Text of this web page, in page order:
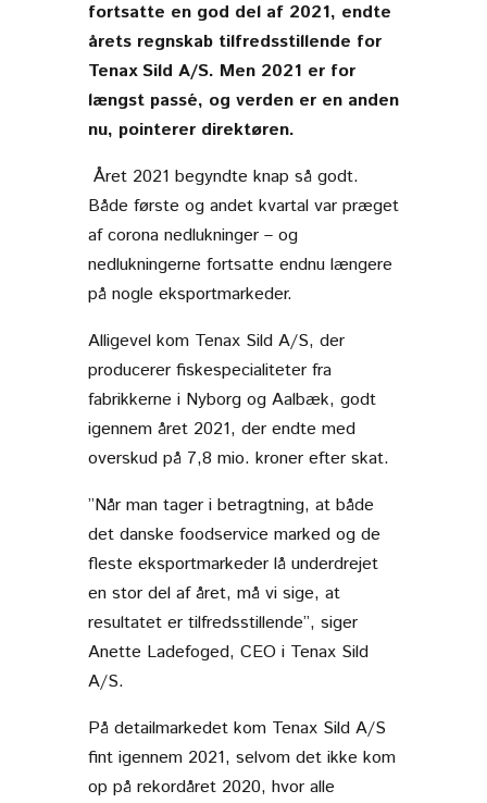
fortsatte en god del af 2021, endte
årets regnskab tilfredsstillende for
Tenax Sild A/S. Men 2021 er for
længst passé, og verden er en anden
nu, pointerer direktøren.
Året 2021 begyndte knap så godt.
Både første og andet kvartal var præget
af corona nedlukninger – og
nedlukningerne fortsatte endnu længere
på nogle eksportmarkeder.
Alligevel kom Tenax Sild A/S, der
producerer fiskespecialiteter fra
fabrikkerne i Nyborg og Aalbæk, godt
igennem året 2021, der endte med
overskud på 7,8 mio. kroner efter skat.
”Når man tager i betragtning, at både
det danske foodservice marked og de
fleste eksportmarkeder lå underdrejet
en stor del af året, må vi sige, at
resultatet er tilfredsstillende”, siger
Anette Ladefoged, CEO i Tenax Sild
A/S.
På detailmarkedet kom Tenax Sild A/S
fint igennem 2021, selvom det ikke kom
op på rekordåret 2020, hvor alle